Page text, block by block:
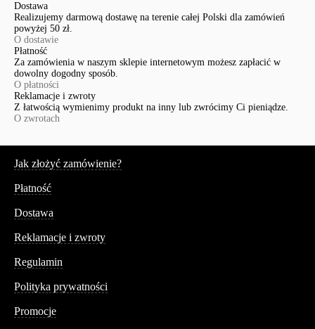
Dostawa
Realizujemy darmową dostawę na terenie całej Polski dla zamówień
powyżej 50 zł.
O dostawie
Płatność
Za zamówienia w naszym sklepie internetowym możesz zapłacić w
dowolny dogodny sposób.
O płatności
Reklamacje i zwroty
Z łatwością wymienimy produkt na inny lub zwrócimy Ci pieniądze.
O zwrotach
Jak złożyć zamówienie?
Płatność
Dostawa
Reklamacje i zwroty
Regulamin
Polityka prywatności
Promocje